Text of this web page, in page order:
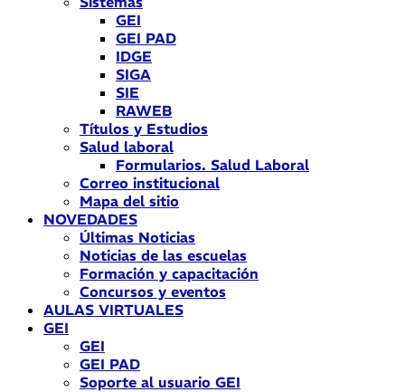
GEI
GEI PAD
IDGE
SIGA
SIE
RAWEB
Títulos y Estudios
Salud laboral
Formularios. Salud Laboral
Correo institucional
Mapa del sitio
NOVEDADES
Últimas Noticias
Noticias de las escuelas
Formación y capacitación
Concursos y eventos
AULAS VIRTUALES
GEI
GEI
GEI PAD
Soporte al usuario GEI